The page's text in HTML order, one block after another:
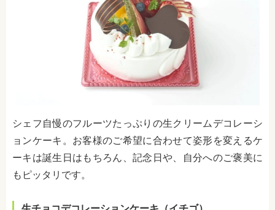
シェフ自慢のフルーツたっぷりの生クリームデコレーシ
ョンケーキ。お客様のご希望に合わせて姿形を変えるケ
ーキは誕生日はもちろん、記念日や、自分へのご褒美に
もピッタリです。